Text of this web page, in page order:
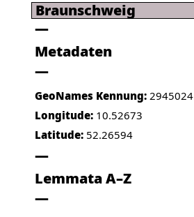
Braunschweig
Metadaten
GeoNames Kennung: 2945024
Longitude: 10.52673
Latitude: 52.26594
Lemmata A–Z